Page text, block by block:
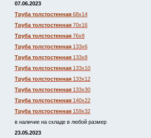
07.06.2023
Труба толстостенная 68х14
Труба толстостенная 70х16
Труба толстостенная 76х8
Труба толстостенная 133х6
Труба толстостенная 133х8
Труба толстостенная 133х10
Труба толстостенная 133х12
Труба толстостенная 133х30
Труба толстостенная 140х22
Труба толстостенная 159х32
в наличие на складе в любой размер
23.05.2023